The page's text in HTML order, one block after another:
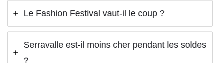
Le Fashion Festival vaut-il le coup ?
Serravalle est-il moins cher pendant les soldes
?